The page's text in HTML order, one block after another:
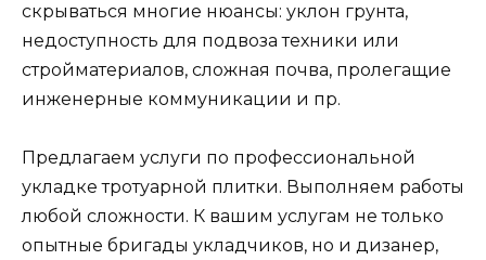
скрываться многие нюансы: уклон грунта,
недоступность для подвоза техники или
стройматериалов, сложная почва, пролегащие
инженерные коммуникации и пр.
Предлагаем услуги по профессиональной
укладке тротуарной плитки. Выполняем работы
любой сложности. К вашим услугам не только
опытные бригады укладчиков, но и дизанер,